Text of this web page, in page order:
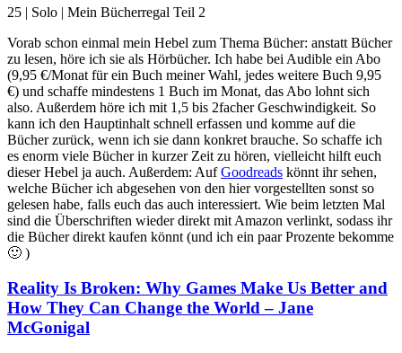
25 | Solo | Mein Bücherregal Teil 2
Vorab schon einmal mein Hebel zum Thema Bücher: anstatt Bücher
zu lesen, höre ich sie als Hörbücher. Ich habe bei Audible ein Abo
(9,95 €/Monat für ein Buch meiner Wahl, jedes weitere Buch 9,95
€) und schaffe mindestens 1 Buch im Monat, das Abo lohnt sich
also. Außerdem höre ich mit 1,5 bis 2facher Geschwindigkeit. So
kann ich den Hauptinhalt schnell erfassen und komme auf die
Bücher zurück, wenn ich sie dann konkret brauche. So schaffe ich
es enorm viele Bücher in kurzer Zeit zu hören, vielleicht hilft euch
dieser Hebel ja auch. Außerdem: AufGoodreads könnt ihr sehen,
welche Bücher ich abgesehen von den hier vorgestellten sonst so
gelesen habe, falls euch das auch interessiert. Wie beim letzten Mal
sind die Überschriften wieder direkt mit Amazon verlinkt, sodass ihr
die Bücher direkt kaufen könnt (und ich ein paar Prozente bekomme
🙂 )
Reality Is Broken: Why Games Make Us Better and
How They Can Change the World – Jane
McGonigal